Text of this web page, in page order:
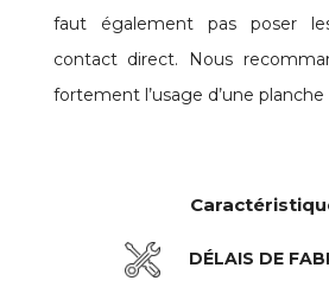
faut également pas poser
contact direct. Nous
fortement l’usage d’une
DÉLAIS DE